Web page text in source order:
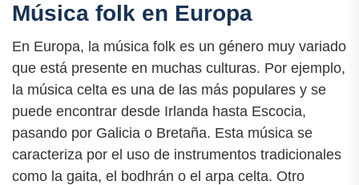
Música folk en Europa
En Europa, la música folk es un género muy variado
que está presente en muchas culturas. Por ejemplo,
la música celta es una de las más populares y se
puede encontrar desde Irlanda hasta Escocia,
pasando por Galicia o Bretaña. Esta música se
caracteriza por el uso de instrumentos tradicionales
como la gaita, el bodhrán o el arpa celta. Otro